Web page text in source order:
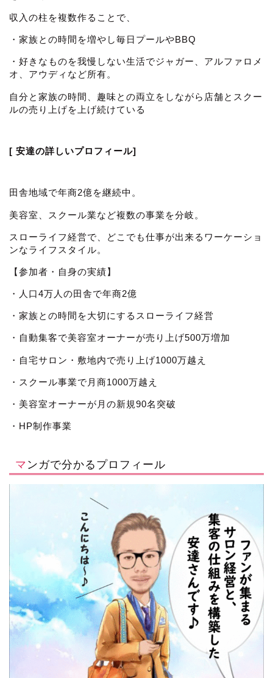
収入の柱を複数作ることで、
・家族との時間を増やし毎日プールやBBQ
・好きなものを我慢しない生活でジャガー、アルファロメ
オ、アウディなど所有。
自分と家族の時間、趣味との両立をしながら店舗とスクー
ルの売り上げを上げ続けている
[ 安達の詳しいプロフィール]
田舎地域で年商2億を継続中。
美容室、スクール業など複数の事業を分岐。
スローライフ経営で、どこでも仕事が出来るワーケーショ
ンなライフスタイル。
【参加者・自身の実績】
・人口4万人の田舎で年商2億
・家族との時間を大切にするスローライフ経営
・自動集客で美容室オーナーが売り上げ500万増加
・自宅サロン・敷地内で売り上げ1000万越え
・スクール事業で月商1000万越え
・美容室オーナーが月の新規90名突破
・HP制作事業
マンガで分かるプロフィール